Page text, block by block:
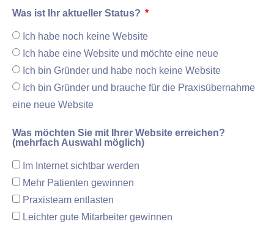
Was ist Ihr aktueller Status?
Ich habe noch keine Website
Ich habe eine Website und möchte eine neue
Ich bin Gründer und habe noch keine Website
Ich bin Gründer und brauche für die Praxisübernahme
eine neue Website
Was möchten Sie mit Ihrer Website erreichen?
(mehrfach Auswahl möglich)
Im Internet sichtbar werden
Mehr Patienten gewinnen
Praxisteam entlasten
Leichter gute Mitarbeiter gewinnen